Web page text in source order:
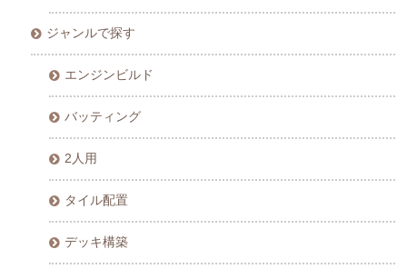
ジャンルで探す
エンジンビルド
バッティング
2人用
タイル配置
デッキ構築